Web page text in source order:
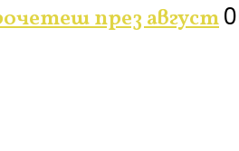
през август